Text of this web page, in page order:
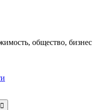
общество, бизнес